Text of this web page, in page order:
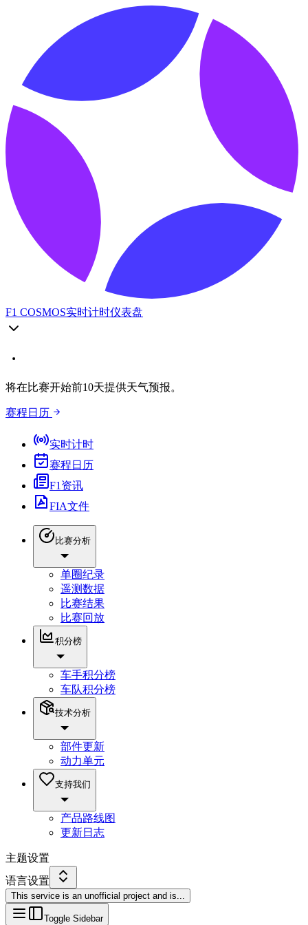
F1 COSMOS实时计时仪表盘
将在比赛开始前10天提供天气预报。
赛程日历
实时计时
赛程日历
F1资讯
FIA文件
比赛分析
单圈纪录
遥测数据
比赛结果
比赛回放
积分榜
车手积分榜
车队积分榜
技术分析
部件更新
动力单元
支持我们
产品路线图
更新日志
主题设置
语言设置
This service is an unofficial project and is...
Toggle Sidebar